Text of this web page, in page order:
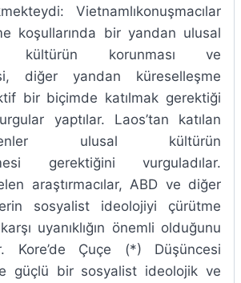
Vietnamlıkonuşmacılar
koşullarında bir yandan ulusal
kültürün korunması ve
diğer yandan küreselleşme
bir biçimde katılmak gerektiği
yaptılar. Laos’tan katılan
ulusal kültürün
gerektiğini vurguladılar.
araştırmacılar, ABD ve diğer
sosyalist ideolojiyi çürütme
uyanıklığın önemli olduğunu
Kore’de Çuçe (*) Düşüncesi
güçlü bir sosyalist ideolojik ve